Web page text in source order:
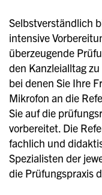
Selbstverständlich
intensive
überzeugende
den Kanzleialltag
bei denen Sie Ihre
Mikrofon an die
Sie auf die
vorbereitet. Die
fachlich und
Spezialisten der
die Prüfungspraxis